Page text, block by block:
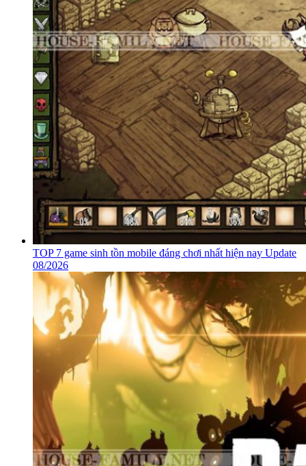
TOP 7 game sinh tồn mobile đáng chơi nhất hiện nay Update
08/2026